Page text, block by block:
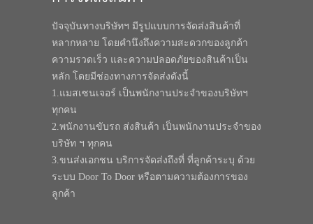
ปัจจุบันทางบริษัทฯ มีรูปแบบการจัดส่งสินค้าที่
หลากหลาย โดยคำนึงถึงความสะดวกของลูกค้า
ความรวดเร็ว และความปลอดภัยของสินค้าเป็น
หลัก โดยมีช่องทางการจัดส่งดังนี้
1.แมสเซนเจอร์ เป็นพนักงานประจำของบริษัทฯ
ทุกคน
2.พนักงานขับรถ ส่งสินค้า เป็นพนักงานประจำของ
บริษัท ฯ ทุกคน
3.ขนส่งเอกชน บริการจัดส่งถึงที่ ที่ลูกค้าระบุ ด้วย
ระบบ Door To Door หรือตามความต้องการของ
ลูกค้า